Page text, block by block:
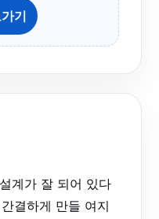
기
계가 잘 되어 있다
결하게 만들 여지